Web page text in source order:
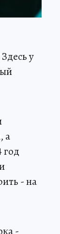
у
а
год
- на
-